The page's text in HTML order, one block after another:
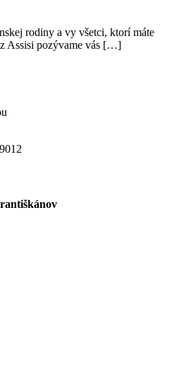
rodiny a vy všetci, ktorí máte
Assisi pozývame vás […]